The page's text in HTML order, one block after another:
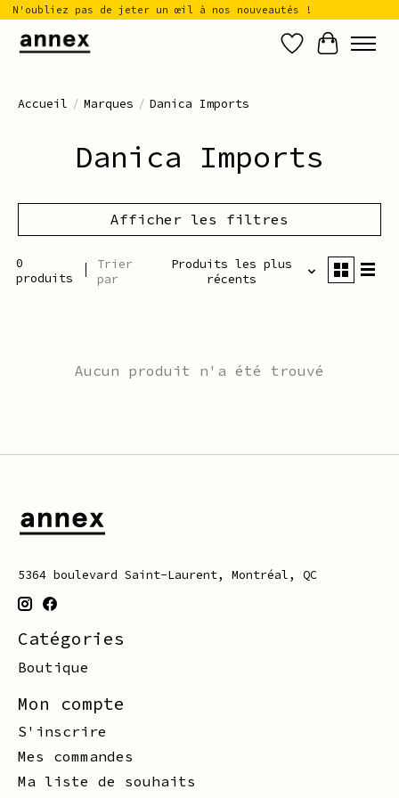
N'oubliez pas de jeter un œil à nos nouveautés !
Liste de
Panier
Accueil / Marques / Danica Imports
Danica Imports
Afficher les filtres
0
produits
Trier
par
Produits les plus
récents
Aucun produit n'a été trouvé
5364 boulevard Saint-Laurent, Montréal, QC
Catégories
Boutique
Mon compte
S'inscrire
Mes commandes
Ma liste de souhaits